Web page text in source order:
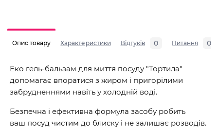
Опис товару Характеристики Відгуків 0 Питання 0
Еко гель-бальзам для миття посуду "Тортила"
допомагає впоратися з жиром і пригорілими
забрудненнями навіть у холодній воді.
Безпечна і ефективна формула засобу робить
ваш посуд чистим до блиску і не залишає розводів.